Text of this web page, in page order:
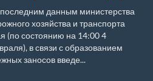
данным министерства
хозяйства и транспорта
(по состоянию на 14:00 4
в связи с образованием
заносов введе...